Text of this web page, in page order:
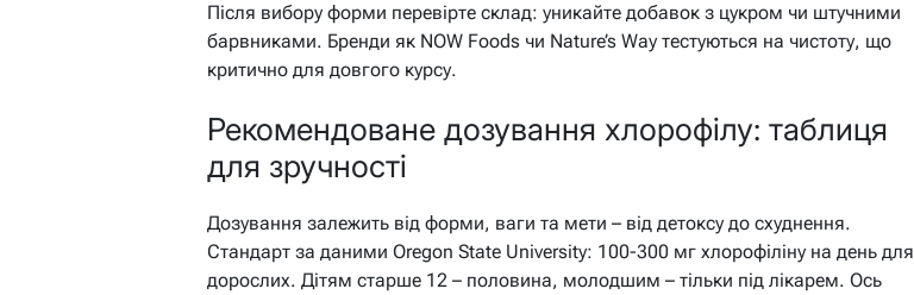
Після вибору форми перевірте склад: уникайте добавок з цукром чи штучними
барвниками. Бренди як NOW Foods чи Nature’s Way тестуються на чистоту, що
критично для довгого курсу.
Рекомендоване дозування хлорофілу: таблиця
для зручності
Дозування залежить від форми, ваги та мети – від детоксу до схуднення.
Стандарт за даними Oregon State University: 100-300 мг хлорофіліну на день для
дорослих. Дітям старше 12 – половина, молодшим – тільки під лікарем. Ось